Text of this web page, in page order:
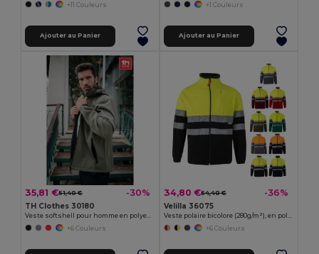
+11 Couleurs
Ajouter au Panier
+1 Couleurs
Ajouter au Panier
35,81 €51,40 € -30%
TH Clothes 30180
+6 Couleurs
34,80 €54,40 € -36%
Velilla 36075
+6 Couleurs